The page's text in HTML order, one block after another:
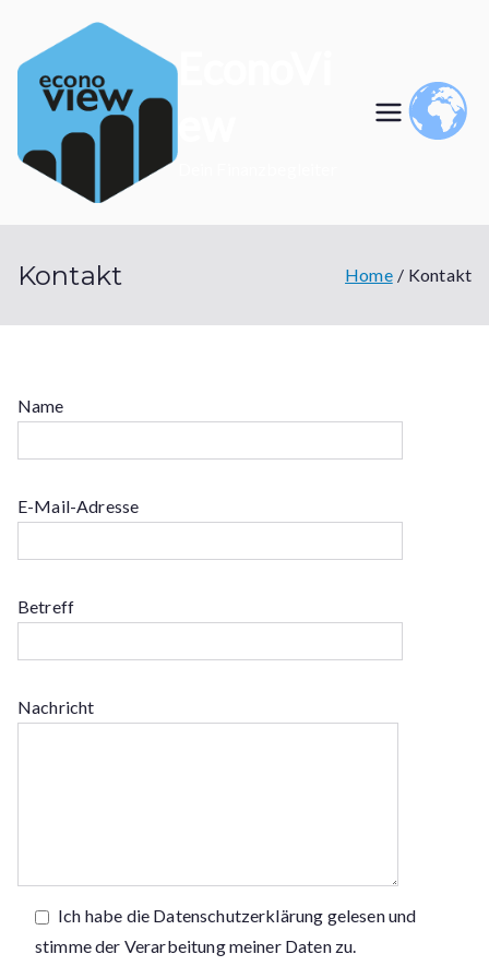
content
EconoVi
Kontakt Home Kontakt
Name
E-Mail-Adresse
Betreff
Nachricht
Ich habe die Datenschutzerklärung gelesen und
stimme der Verarbeitung meiner Daten zu.